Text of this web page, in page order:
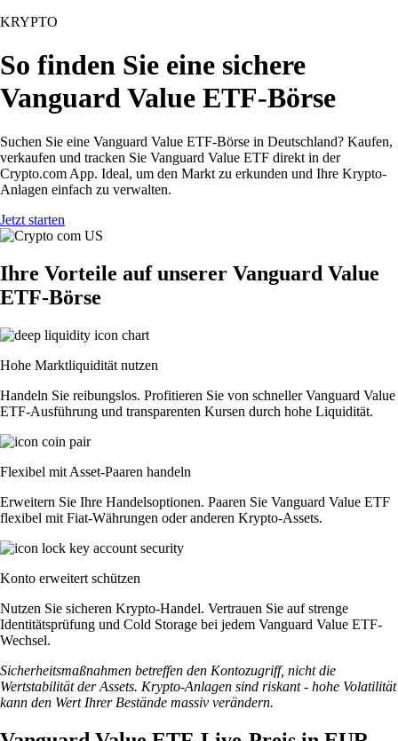
KRYPTO
So finden Sie eine sichere
Vanguard Value ETF-Börse
Suchen Sie eine Vanguard Value ETF-Börse in Deutschland? Kaufen,
verkaufen und tracken Sie Vanguard Value ETF direkt in der
Crypto.com App. Ideal, um den Markt zu erkunden und Ihre Krypto-
Anlagen einfach zu verwalten.
Jetzt starten
Ihre Vorteile auf unserer Vanguard Value
ETF-Börse
Hohe Marktliquidität nutzen
Handeln Sie reibungslos. Profitieren Sie von schneller Vanguard Value
ETF-Ausführung und transparenten Kursen durch hohe Liquidität.
Flexibel mit Asset-Paaren handeln
Erweitern Sie Ihre Handelsoptionen. Paaren Sie Vanguard Value ETF
flexibel mit Fiat-Währungen oder anderen Krypto-Assets.
Konto erweitert schützen
Nutzen Sie sicheren Krypto-Handel. Vertrauen Sie auf strenge
Identitätsprüfung und Cold Storage bei jedem Vanguard Value ETF-
Wechsel.
Sicherheitsmaßnahmen betreffen den Kontozugriff, nicht die
Wertstabilität der Assets. Krypto-Anlagen sind riskant - hohe Volatilität
kann den Wert Ihrer Bestände massiv verändern.